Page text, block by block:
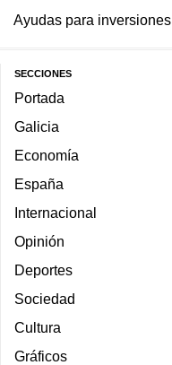
Ayudas para inversiones
SECCIONES
Portada
Galicia
Economía
España
Internacional
Opinión
Deportes
Sociedad
Cultura
Gráficos